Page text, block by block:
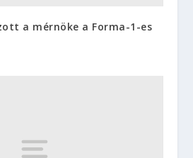
a mérnöke a Forma-1-es